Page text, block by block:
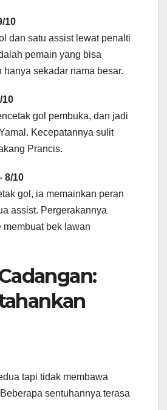
10
dan satu assist lewat penalti
pemain yang bisa
sekadar nama besar.
10
gol pembuka, dan jadi
Kecepatannya sulit
Prancis.
8/10
gol, ia memainkan peran
assist. Pergerakannya
bek lawan
tapi tidak membawa
sentuhannya terasa